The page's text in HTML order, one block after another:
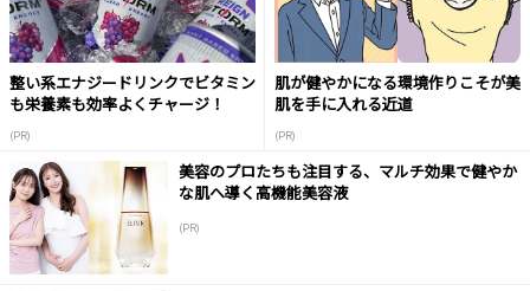
整い系エナジードリンクでビタミン
も栄養素も効率よくチャージ！
(PR)
肌が健やかになる環境作りこそが美
肌を手に入れる近道
(PR)
美容のプロたちも注目する、マルチ効果で健やか
な肌へ導く高機能美容液
(PR)